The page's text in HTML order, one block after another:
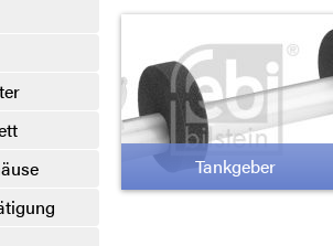
Tankgeber